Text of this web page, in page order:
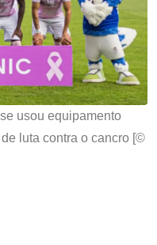
usou equipamento
luta contra o cancro [©